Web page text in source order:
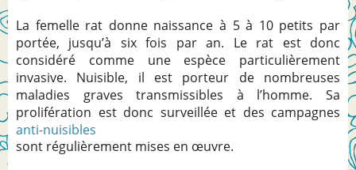
La femelle rat donne naissance à 5 à 10 petits par
portée, jusqu’à six fois par an. Le rat est donc
considéré comme une espèce particulièrement
invasive. Nuisible, il est porteur de nombreuses
maladies graves transmissibles à l’homme. Sa
prolifération est donc surveillée et des campagnes
anti-nuisibles
sont régulièrement mises en œuvre.